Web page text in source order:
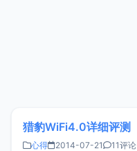
猎豹WiFi4.0详细评测
心得 2014-07-21 11评论